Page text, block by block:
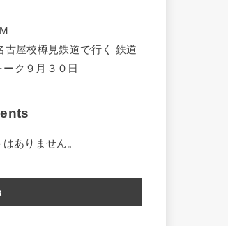
古屋校樽見鉄道で行く 鉄道
ク９月３０日
ありません。